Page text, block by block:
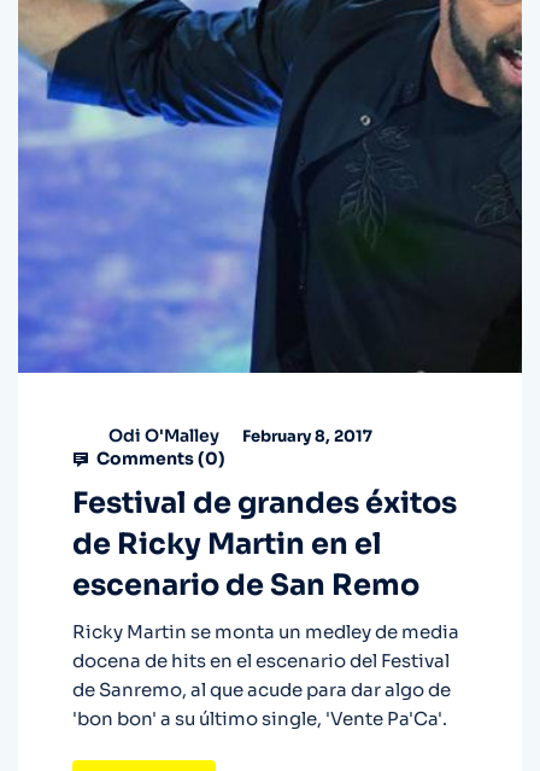
Odi O'Malley February 8, 2017
Comments (0)
Festival de grandes éxitos
de Ricky Martin en el
escenario de San Remo
Ricky Martin se monta un medley de media
docena de hits en el escenario del Festival
de Sanremo, al que acude para dar algo de
'bon bon' a su último single, 'Vente Pa'Ca'.